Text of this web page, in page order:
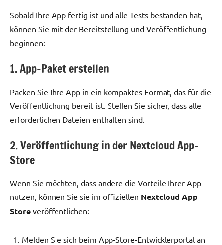
Sobald Ihre App fertig ist und alle Tests bestanden hat,
können Sie mit der Bereitstellung und Veröffentlichung
beginnen:
1. App-Paket erstellen
Packen Sie Ihre App in ein kompaktes Format, das für die
Veröffentlichung bereit ist. Stellen Sie sicher, dass alle
erforderlichen Dateien enthalten sind.
2. Veröffentlichung in der Nextcloud App-
Store
Wenn Sie möchten, dass andere die Vorteile Ihrer App
nutzen, können Sie sie im offiziellen Nextcloud App
Store veröffentlichen:
Melden Sie sich beim App-Store-Entwicklerportal an